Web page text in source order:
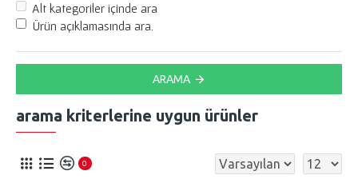
Alt kategoriler içinde ara
Ürün açıklamasında ara.
ARAMA
arama kriterlerine uygun ürünler
0